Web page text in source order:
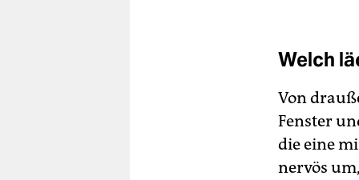
Welch
Von
Fenster
die eine
nervös